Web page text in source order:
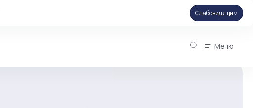
Слабовидящим
Меню